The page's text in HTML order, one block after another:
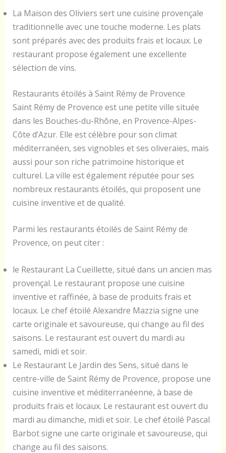
La Maison des Oliviers sert une cuisine provençale
traditionnelle avec une touche moderne. Les plats
sont préparés avec des produits frais et locaux. Le
restaurant propose également une excellente
sélection de vins.
Restaurants étoilés à Saint Rémy de Provence
Saint Rémy de Provence est une petite ville située
dans les Bouches-du-Rhône, en Provence-Alpes-
Côte d’Azur. Elle est célèbre pour son climat
méditerranéen, ses vignobles et ses oliveraies, mais
aussi pour son riche patrimoine historique et
culturel. La ville est également réputée pour ses
nombreux restaurants étoilés, qui proposent une
cuisine inventive et de qualité.
Parmi les restaurants étoilés de Saint Rémy de
Provence, on peut citer :
le Restaurant La Cueillette, situé dans un ancien mas
provençal. Le restaurant propose une cuisine
inventive et raffinée, à base de produits frais et
locaux. Le chef étoilé Alexandre Mazzia signe une
carte originale et savoureuse, qui change au fil des
saisons. Le restaurant est ouvert du mardi au
samedi, midi et soir.
Le Restaurant Le Jardin des Sens, situé dans le
centre-ville de Saint Rémy de Provence, propose une
cuisine inventive et méditerranéenne, à base de
produits frais et locaux. Le restaurant est ouvert du
mardi au dimanche, midi et soir. Le chef étoilé Pascal
Barbot signe une carte originale et savoureuse, qui
change au fil des saisons.